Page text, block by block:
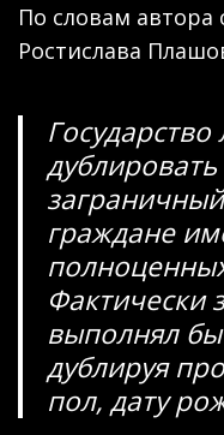
По словам автора
Ростислава
граждане
Фактически
выполнял
дублируя
пол, дату